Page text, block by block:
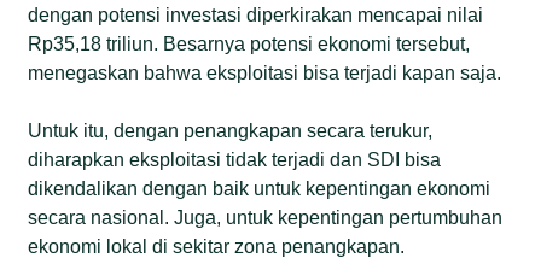
dengan potensi investasi diperkirakan mencapai nilai
Rp35,18 triliun. Besarnya potensi ekonomi tersebut,
menegaskan bahwa eksploitasi bisa terjadi kapan saja.
Untuk itu, dengan penangkapan secara terukur,
diharapkan eksploitasi tidak terjadi dan SDI bisa
dikendalikan dengan baik untuk kepentingan ekonomi
secara nasional. Juga, untuk kepentingan pertumbuhan
ekonomi lokal di sekitar zona penangkapan.